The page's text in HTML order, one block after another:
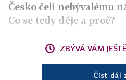
Česko čelí nebývalému
Co se tedy děje a proč?
ZBÝVÁ VÁM
Číst dál